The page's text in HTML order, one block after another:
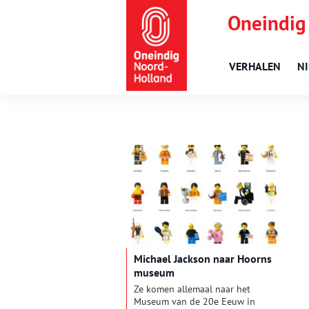
VERHALEN
Michael Jackson naar Hoorns
museum
Ze komen allemaal naar het
Museum van de 20e Eeuw in